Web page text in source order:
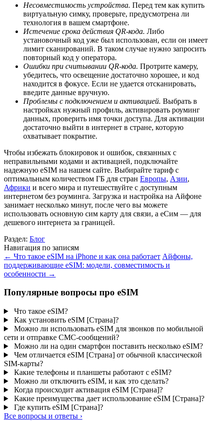
Несовместимость устройства. Перед тем как купить
виртуальную симку, проверьте, предусмотрена ли
технология в вашем смартфоне.
Истечение срока действия QR-кода. Либо
установочный код уже был использован, если он имеет
лимит сканирований. В таком случае нужно запросить
повторный код у оператора.
Ошибки при считывании QR-кода. Протрите камеру,
убедитесь, что освещение достаточно хорошее, и код
находится в фокусе. Если не удается отсканировать,
введите данные вручную.
Проблемы с подключением и активацией. Выбрать в
настройках нужный профиль, активировать роуминг
данных, проверить имя точки доступа. Для активации
достаточно выйти в интернет в стране, которую
охватывает покрытие.
Чтобы избежать блокировок и ошибок, связанных с
неправильными кодами и активацией, подключайте
надежную eSIM на нашем сайте. Выбирайте тариф с
оптимальным количеством ГБ для стран Европы, Азии,
Африки и всего мира и путешествуйте с доступным
интернетом без роуминга. Загрузка и настройка на Айфоне
занимает несколько минут, после чего вы можете
использовать основную сим карту для связи, а еСим — для
дешевого интернета за границей.
Раздел: Блог
Навигация по записям
← Что такое eSIM на iPhone и как она работает Айфоны,
поддерживающие eSIM: модели, совместимость и
особенности →
Популярные вопросы про eSIM
Что такое eSIM?
Как установить eSIM [Страна]?
Можно ли использовать eSIM для звонков по мобильной
сети и отправке СМС-сообщений?
Можно ли на один смартфон поставить несколько eSIM?
Чем отличается eSIM [Страна] от обычной классической
SIM-карты?
Какие телефоны и планшеты работают с eSIM?
Можно ли отключить eSIM, и как это сделать?
Когда происходит активация eSIM [Страна]?
Какие преимущества дает использование eSIM [Страна]?
Где купить eSIM [Страна]?
Все вопросы и ответы ›